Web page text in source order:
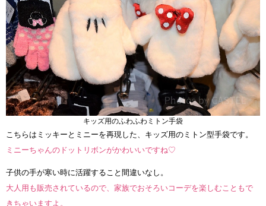
キッズ用のふわふわミトン手袋
こちらはミッキーとミニーを再現した、キッズ用のミトン型手袋です。
ミニーちゃんのドットリボンがかわいいですね♡
子供の手が寒い時に活躍すること間違いなし。
大人用も販売されているので、家族でおそろいコーデを楽しむこともで
きちゃいますよ。